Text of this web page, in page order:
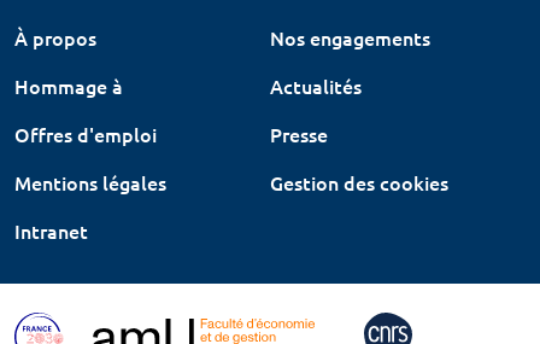
À propos
Nos engagements
Hommage à
Actualités
Offres d'emploi
Presse
Mentions légales
Gestion des cookies
Intranet